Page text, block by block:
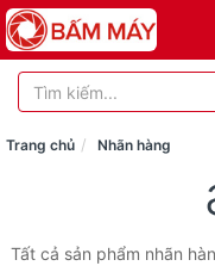
Trang chủ Nhãn hàng
Tất cả sản phẩm nhãn